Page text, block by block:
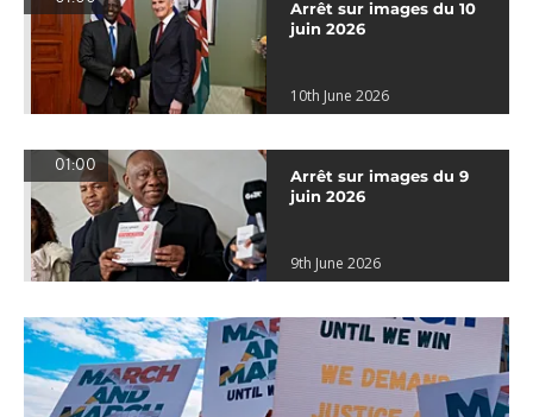
Arrêt sur images du 10
juin 2026
10th June 2026
01:00
Arrêt sur images du 9
juin 2026
9th June 2026